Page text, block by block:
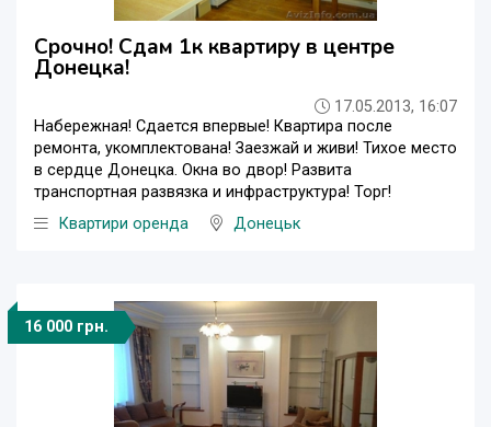
Срочно! Сдам 1к квартиру в центре
Донецка!
17.05.2013, 16:07
Набережная! Сдается впервые! Квартира после
ремонта, укомплектована! Заезжай и живи! Тихое место
в сердце Донецка. Окна во двор! Развита
транспортная развязка и инфраструктура! Торг!
Квартири оренда
Донецьк
16 000 грн.